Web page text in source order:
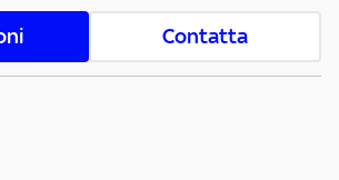
Contatta